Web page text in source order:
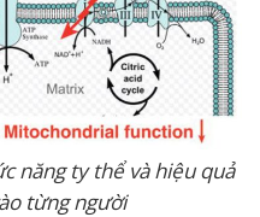
năng ty thể và hiệu quả
từng người